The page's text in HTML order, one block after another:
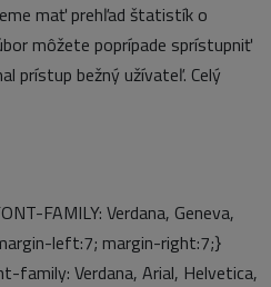
mať prehľad štatistík o
môžete poprípade sprístupniť
prístup bežný užívateľ. Celý
FAMILY: Verdana, Geneva,
left:7; margin-right:7;}
Verdana, Arial, Helvetica,